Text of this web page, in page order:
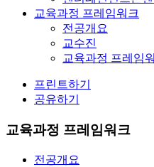
교육과정 프레임워크
전공개요
교수진
교육과정 프레임
프린트하기
공유하기
교육과정 프레임워크
전공개요